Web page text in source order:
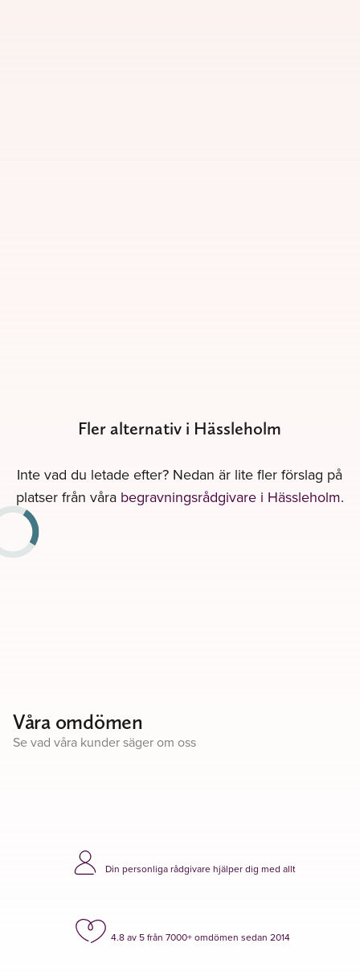
Fler alternativ i Hässleholm
Inte vad du letade efter? Nedan är lite fler förslag på
platser från våra begravningsrådgivare i Hässleholm.
Våra omdömen
Se vad våra kunder säger om oss
Din personliga rådgivare hjälper dig med allt
4.8 av 5 från 7000+ omdömen sedan 2014